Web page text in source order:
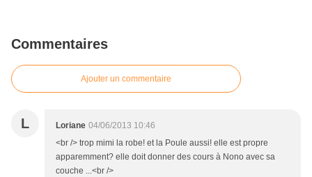
Commentaires
Ajouter un commentaire
L Loriane 04/06/2013 10:46
<br /> trop mimi la robe! et la Poule aussi! elle est propre
apparemment? elle doit donner des cours à Nono avec sa
couche ...<br />